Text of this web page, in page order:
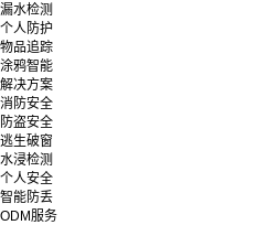
漏水检测
个人防护
物品追踪
涂鸦智能
解决方案
消防安全
防盗安全
逃生破窗
水浸检测
个人安全
智能防丢
ODM服务